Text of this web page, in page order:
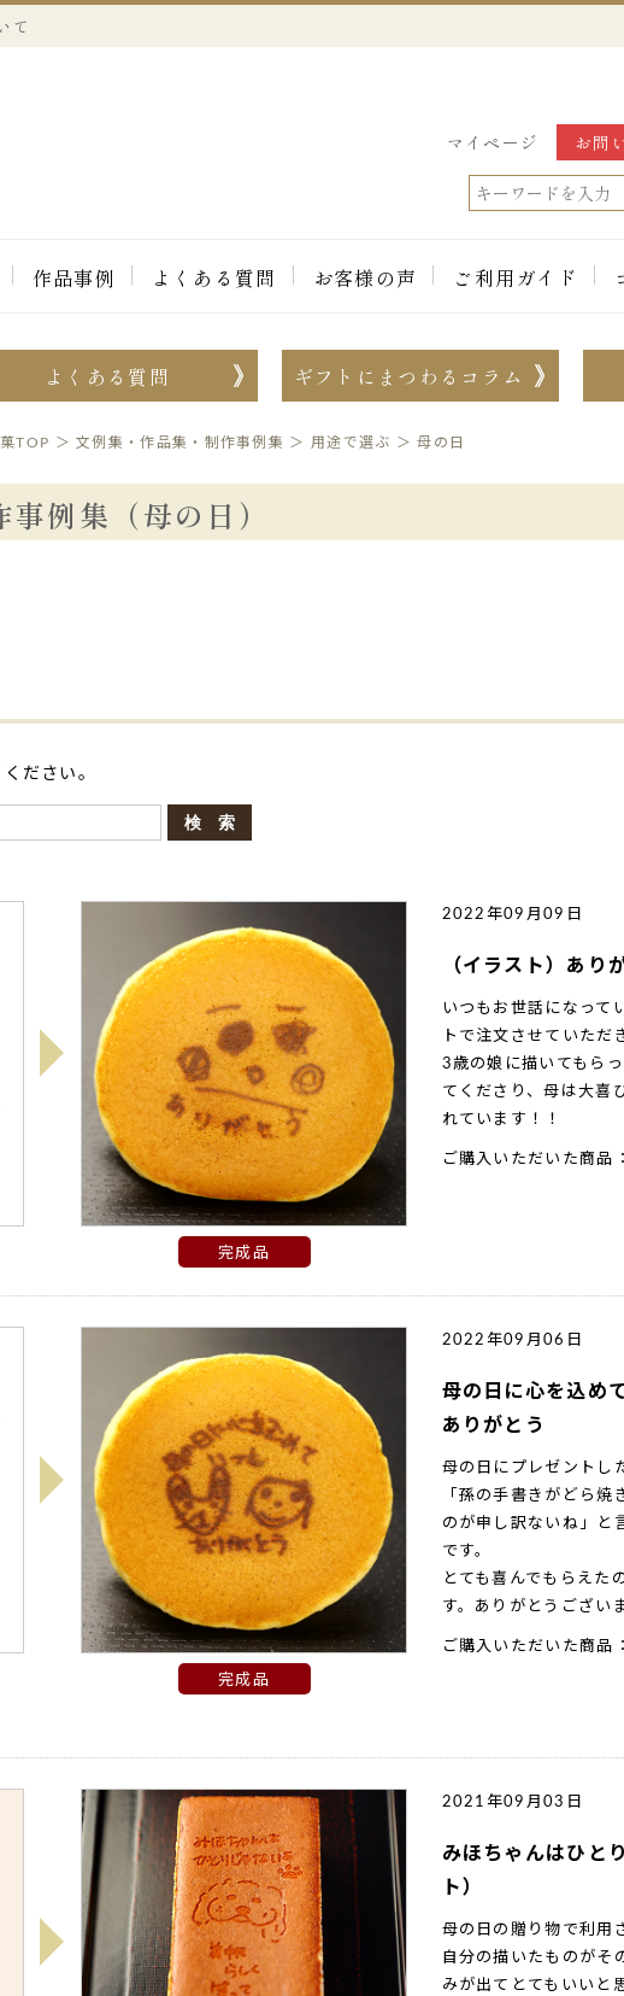
て
マイページ お問
作品事例 よくある質問 お客様の声 ご利用ガイド
よくある質問 ギフトにまつわるコラム
TOP ＞文例集・作品集・制作事例集 ＞ 用途で選ぶ ＞母の日
例集（母の日）
ださい。
2022年09月09日
（イラスト）あり
いつもお世話になって
トで注文させていただ
3歳の娘に描いてもら
てくださり、母は大喜
れています！！
ご購入いただいた商品：
完成品
2022年09月06日
母の日に心を込め
ありがとう
母の日にプレゼントし
「孫の手書きがどら焼
のが申し訳ないね」と
です。
とても喜んでもらえた
す。ありがとうござい
ご購入いただいた商品：
完成品
2021年09月03日
みほちゃんはひと
ト）
母の日の贈り物で利用
自分の描いたものがそ
みが出てとてもいいと